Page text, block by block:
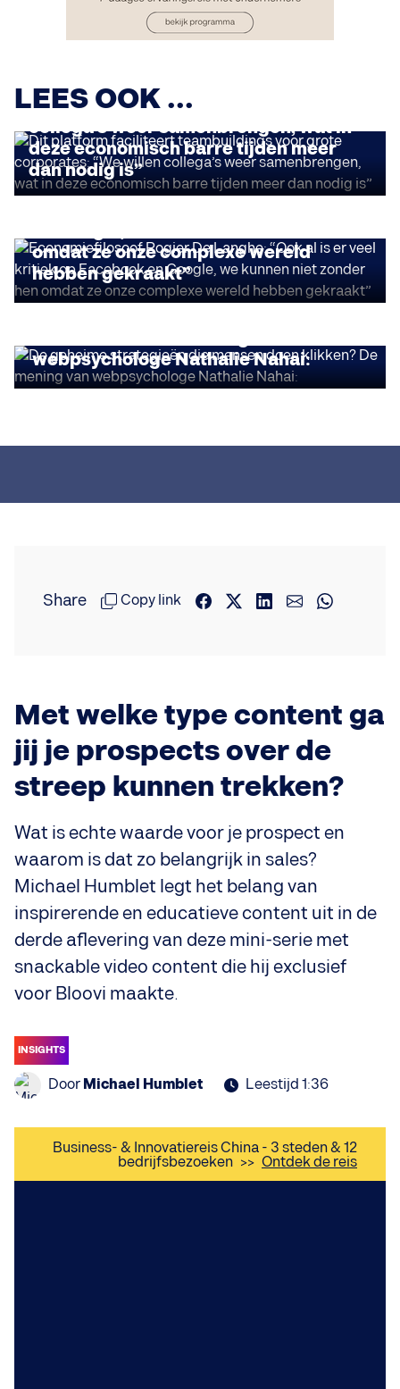
LEES OOK ...
Dit platform faciliteert teambuildings
voor grote corporates: “We willen
collega’s weer samenbrengen, wat in
deze economisch barre tijden meer
dan nodig is”
INSIGHTS
Economiefilosoof Rogier De Langhe:
omdat ze onze complexe wereld
hebben gekraakt”
INSIGHTS
webpsychologe Nathalie Nahai:
Share Copy link
Met welke type content ga
jij je prospects over de
streep kunnen trekken?
Wat is echte waarde voor je prospect en
waarom is dat zo belangrijk in sales?
Michael Humblet legt het belang van
inspirerende en educatieve content uit in de
derde aflevering van deze mini-serie met
snackable video content die hij exclusief
voor Bloovi maakte.
INSIGHTS
Door Michael Humblet Leestijd 1:36
Business- & Innovatiereis China - 3 steden & 12
bedrijfsbezoeken >> Ontdek de reis